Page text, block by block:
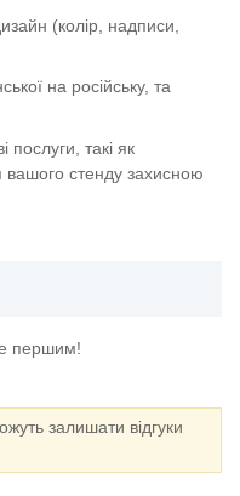
(колір, надписи,
на російську, та
такі як
стенду захисною
першим!
залишати відгуки